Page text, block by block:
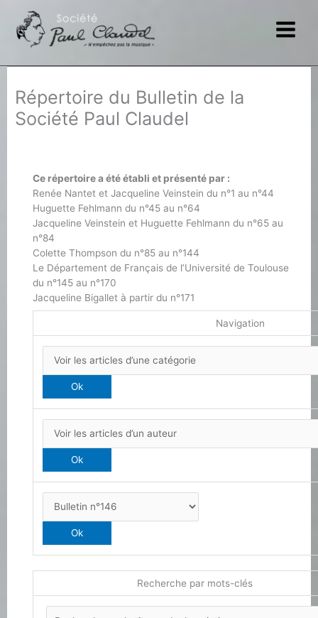
contenu
Répertoire du Bulletin de la
Société Paul Claudel
Ce répertoire a été établi et présenté par :
Renée Nantet et Jacqueline Veinstein du n°1 au n°44
Huguette Fehlmann du n°45 au n°64
Jacqueline Veinstein et Huguette Fehlmann du n°65 au
n°84
Colette Thompson du n°85 au n°144
Le Département de Français de l’Université de Toulouse
du n°145 au n°170
Jacqueline Bigallet à partir du n°171
Navigation
Recherche par mots-clés